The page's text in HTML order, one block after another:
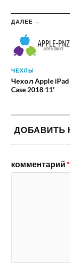
ДАЛЕЕ →
ЧЕХЛЫ
Чехол Apple iPad
Case 2018 11′
ДОБАВИТЬ
комментарий*